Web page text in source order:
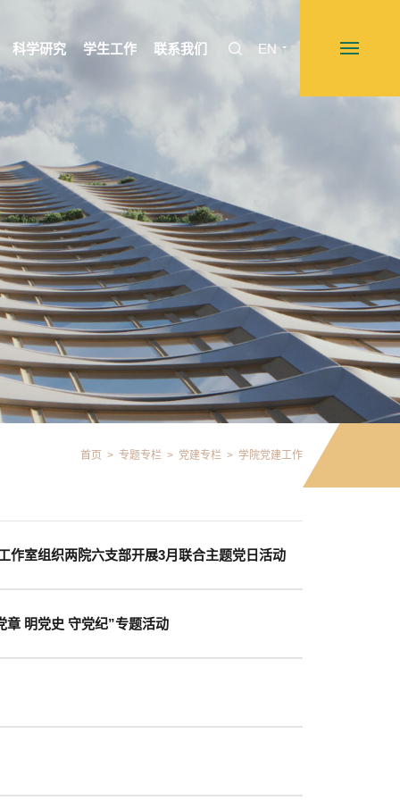
科学研究 学生工作 联系我们 EN
首页 > 专题专栏 > 党建专栏 > 学院党建工作
室组织两院六支部开展3月联合主题党日活动
明党史 守党纪”专题活动